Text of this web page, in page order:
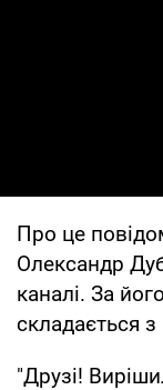
Про це
Олександр
каналі. За
складається з
"Друзі!